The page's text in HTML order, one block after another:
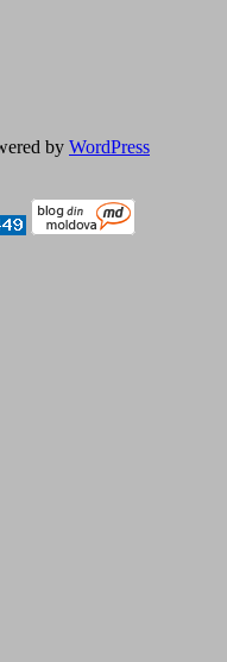
by WordPress